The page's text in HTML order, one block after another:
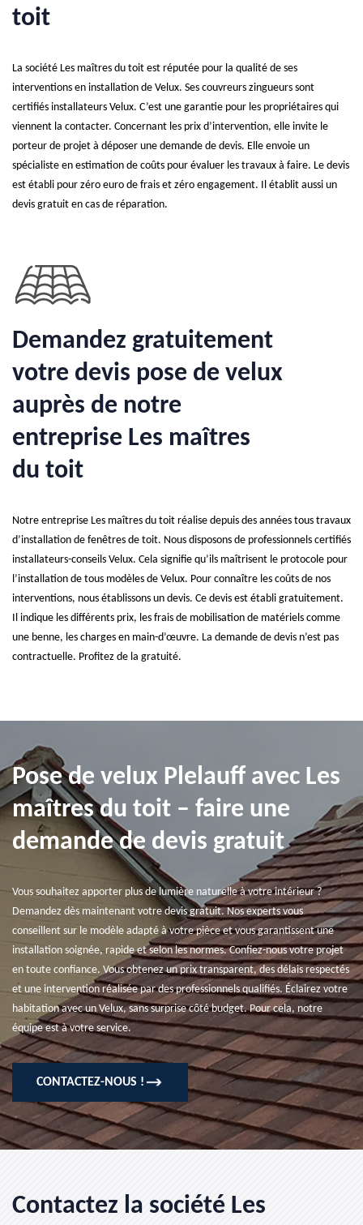
toit
La société Les maîtres du toit est réputée pour la qualité de ses
interventions en installation de Velux. Ses couvreurs zingueurs sont
certifiés installateurs Velux. C’est une garantie pour les propriétaires qui
viennent la contacter. Concernant les prix d’intervention, elle invite le
porteur de projet à déposer une demande de devis. Elle envoie un
spécialiste en estimation de coûts pour évaluer les travaux à faire. Le devis
est établi pour zéro euro de frais et zéro engagement. Il établit aussi un
devis gratuit en cas de réparation.
Demandez gratuitement
votre devis pose de velux
auprès de notre
entreprise Les maîtres
du toit
Notre entreprise Les maîtres du toit réalise depuis des années tous travaux
d’installation de fenêtres de toit. Nous disposons de professionnels certifiés
installateurs-conseils Velux. Cela signifie qu’ils maîtrisent le protocole pour
l’installation de tous modèles de Velux. Pour connaître les coûts de nos
interventions, nous établissons un devis. Ce devis est établi gratuitement.
Il indique les différents prix, les frais de mobilisation de matériels comme
une benne, les charges en main-d’œuvre. La demande de devis n’est pas
contractuelle. Profitez de la gratuité.
Pose de velux Plelauff avec Les
maîtres du toit – faire une
demande de devis gratuit
Vous souhaitez apporter plus de lumière naturelle à votre intérieur ?
Demandez dès maintenant votre devis gratuit. Nos experts vous
conseillent sur le modèle adapté à votre pièce et vous garantissent une
installation soignée, rapide et selon les normes. Confiez-nous votre projet
en toute confiance. Vous obtenez un prix transparent, des délais respectés
et une intervention réalisée par des professionnels qualifiés. Éclairez votre
habitation avec un Velux, sans surprise côté budget. Pour cela, notre
équipe est à votre service.
CONTACTEZ-NOUS !
Contactez la société Les